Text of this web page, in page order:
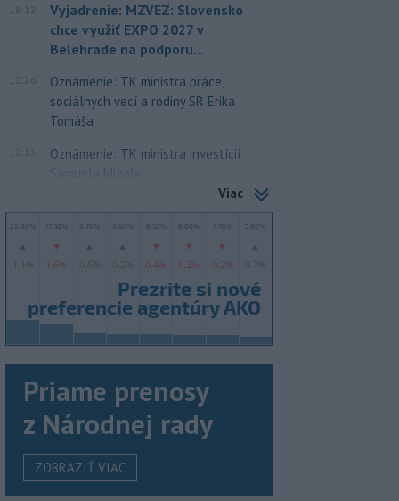
18:12
Vyjadrenie: MZVEZ: Slovensko
chce využiť EXPO 2027 v
Belehrade na podporu...
12:26
Oznámenie: TK ministra práce,
sociálnych vecí a rodiny SR Erika
Tomáša
Oznámenie: TK ministra investícií
Samuela Migaľa
Viac
Priame prenosy
z Národnej rady
ZOBRAZIŤ VIAC